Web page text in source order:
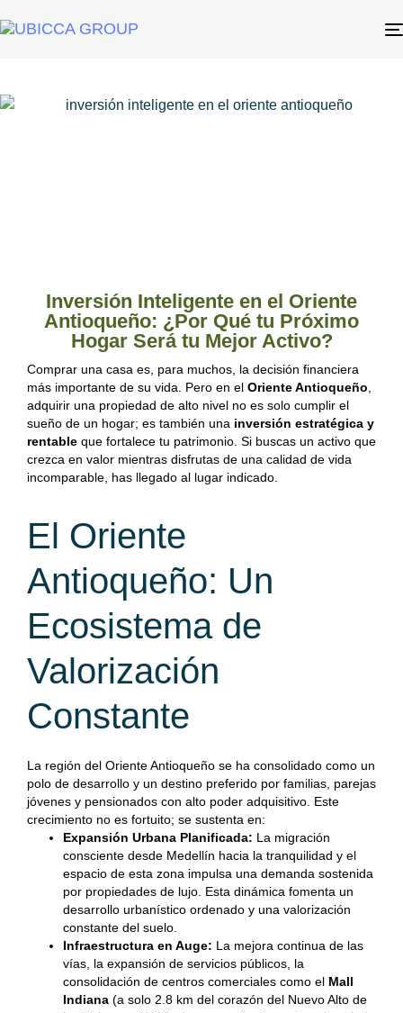
Inversión Inteligente en el Oriente
Antioqueño: ¿Por Qué tu Próximo
Hogar Será tu Mejor Activo?
Comprar una casa es, para muchos, la decisión financiera
más importante de su vida. Pero en el Oriente Antioqueño
adquirir una propiedad de alto nivel no es solo cumplir el
sueño de un hogar; es también una inversión estratégica y
rentable que fortalece tu patrimonio. Si buscas un activo que
crezca en valor mientras disfrutas de una calidad de vida
incomparable, has llegado al lugar indicado.
El Oriente
Antioqueño: Un
Ecosistema de
Valorización
Constante
La región del Oriente Antioqueño se ha consolidado como un
polo de desarrollo y un destino preferido por familias, parejas
jóvenes y pensionados con alto poder adquisitivo. Este
crecimiento no es fortuito; se sustenta en:
Expansión Urbana Planificada: La migración
consciente desde Medellín hacia la tranquilidad y el
espacio de esta zona impulsa una demanda sostenida
por propiedades de lujo. Esta dinámica fomenta un
desarrollo urbanístico ordenado y una valorización
constante del suelo.
Infraestructura en Auge: La mejora continua de las
vías, la expansión de servicios públicos, la
consolidación de centros comerciales como el Mall
Indiana (a solo 2.8 km del corazón del Nuevo Alto de